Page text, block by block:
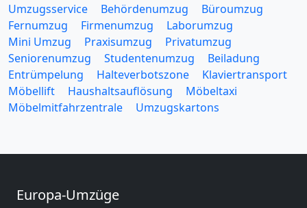
Umzugsservice Behördenumzug
Büroumzug
Fernumzug
Firmenumzug
Laborumzug
Mini Umzug
Praxisumzug
Privatumzug
Seniorenumzug
Studentenumzug
Beiladung
Entrümpelung
Halteverbotszone
Klaviertransport
Möbellift
Haushaltsauflösung
Möbeltaxi
Möbelmitfahrzentrale
Umzugskartons
Europa-Umzüge